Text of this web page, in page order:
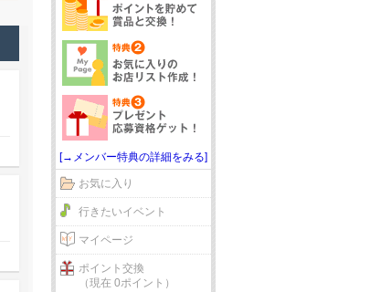
[→メンバー特典の詳細をみる]
お気に入り
行きたいイベント
マイページ
ポイント交換
（現在 0ポイント）